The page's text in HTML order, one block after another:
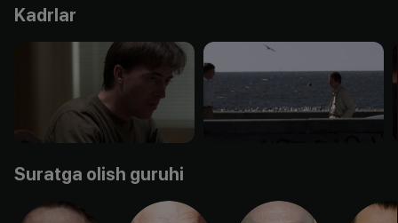
Kadrlar
Suratga olish guruhi